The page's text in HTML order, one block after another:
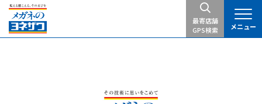
最寄店舗
GPS検索
メニュー